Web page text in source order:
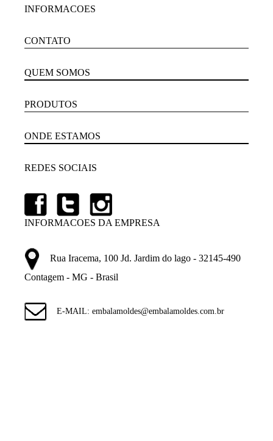
INFORMACOES
CONTATO
QUEM SOMOS
PRODUTOS
ONDE ESTAMOS
REDES SOCIAIS
INFORMACOES DA EMPRESA
Rua Iracema, 100 Jd. Jardim do lago - 32145-490
Contagem - MG - Brasil
E-MAIL: embalamoldes@embalamoldes.com.br